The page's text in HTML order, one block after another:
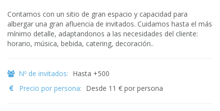
Contamos con un sitio de gran espacio y capacidad para
albergar una gran afluencia de invitados. Cuidamos hasta el más
mínimo detalle, adaptandonos a las necesidades del cliente:
horario, música, bebida, catering, decoración..
Nº de invitados: Hasta +500
Precio por persona: Desde 11 € por persona